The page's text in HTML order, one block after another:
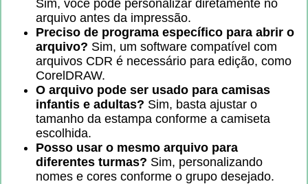
Sim, você pode personalizar diretamente no
arquivo antes da impressão.
Preciso de programa específico para abrir o
arquivo? Sim, um software compatível com
arquivos CDR é necessário para edição, como
CorelDRAW.
O arquivo pode ser usado para camisas
infantis e adultas? Sim, basta ajustar o
tamanho da estampa conforme a camiseta
escolhida.
Posso usar o mesmo arquivo para
diferentes turmas? Sim, personalizando
nomes e cores conforme o grupo desejado.